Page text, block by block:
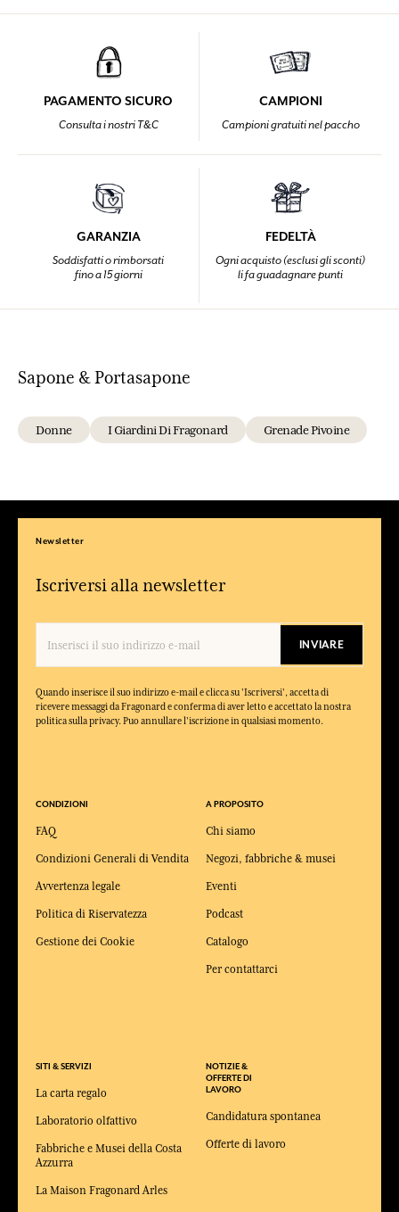
PAGAMENTO SICURO
Consulta i nostri T&C
CAMPIONI
Campioni gratuiti nel paccho
GARANZIA
Soddisfatti o rimborsati
fino a 15 giorni
FEDELTÀ
Ogni acquisto (esclusi gli sconti)
li fa guadagnare punti
Sapone & Portasapone
Donne I Giardini Di Fragonard Grenade Pivoine
Newsletter
Iscriversi alla newsletter
INVIARE
Quando inserisce il suo indirizzo e-mail e clicca su 'Iscriversi', accetta di
ricevere messaggi da Fragonard e conferma di aver letto e accettato la nostra
politica sulla privacy. Puo annullare l'iscrizione in qualsiasi momento.
CONDIZIONI
FAQ
Condizioni Generali di Vendita
Avvertenza legale
Politica di Riservatezza
Gestione dei Cookie
SITI & SERVIZI
La carta regalo
Laboratorio olfattivo
Fabbriche e Musei della Costa
Azzurra
La Maison Fragonard Arles
A PROPOSITO
Chi siamo
Negozi, fabbriche & musei
Eventi
Podcast
Catalogo
Per contattarci
NOTIZIE &
OFFERTE DI
LAVORO
Candidatura spontanea
Offerte di lavoro